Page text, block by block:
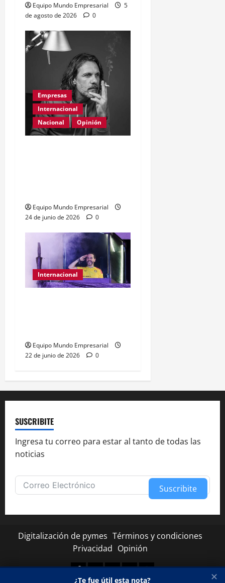
Equipo Mundo Empresarial
5
de agosto de 2026
0
Empresas
Internacional
Nacional
Opinión
Equipo Mundo Empresarial
24 de junio de 2026
0
Internacional
Equipo Mundo Empresarial
22 de junio de 2026
0
SUSCRIBITE
Ingresa tu correo para estar al tanto de todas las
noticias
Suscribite
Digitalización de pymes Términos y condiciones
Privacidad Opinión
Facebook
TwitterLinkedinYoutubeInstagram
✕
¿Te fue útil esta nota?